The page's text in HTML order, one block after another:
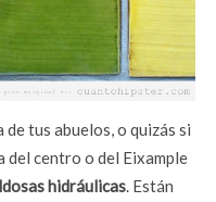
tus abuelos, o quizás si
del centro o del Eixample
hidráulicas. Están